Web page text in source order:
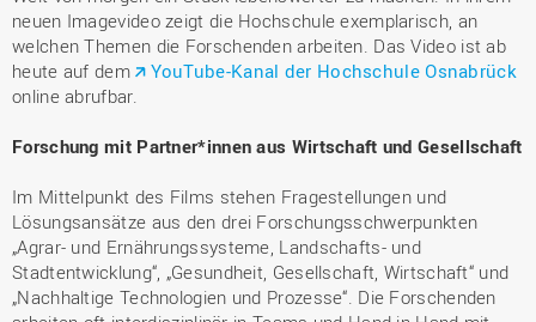
neuen Imagevideo zeigt die Hochschule exemplarisch, an
welchen Themen die Forschenden arbeiten. Das Video ist ab
heute auf dem
YouTube-Kanal der Hochschule Osnabrück
online abrufbar.
Forschung mit Partner*innen aus Wirtschaft und Gesellschaft
Im Mittelpunkt des Films stehen Fragestellungen und
Lösungsansätze aus den drei Forschungsschwerpunkten
„Agrar- und Ernährungssysteme, Landschafts- und
Stadtentwicklung“, „Gesundheit, Gesellschaft, Wirtschaft“ und
„Nachhaltige Technologien und Prozesse“. Die Forschenden